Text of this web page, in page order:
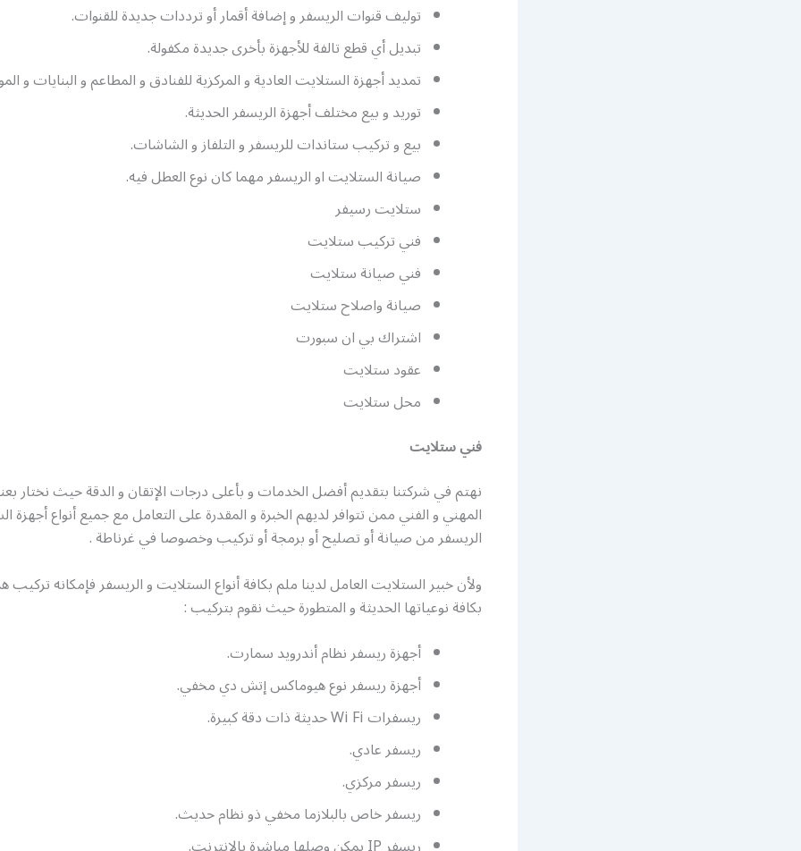
توليف قنوات الريسفر و إضافة أقمار أو ترددات جديدة للقنوات.
تبديل أي قطع تالفة للأجهزة بأخرى جديدة مكفولة.
تمديد أجهزة الستلايت العادية و المركزية للفنادق و المطاعم و البنايات و
توريد و بيع مختلف أجهزة الريسفر الحديثة.
بيع و تركيب ستاندات للريسفر و التلفاز و الشاشات.
صيانة الستلايت او الريسفر مهما كان نوع العطل فيه.
ستلايت رسيفر
فني تركيب ستلايت
فني صيانة ستلايت
صيانة واصلاح ستلايت
اشتراك بي ان سبورت
عقود ستلايت
محل ستلايت
فني ستلايت
نهتم في شركتنا بتقديم أفضل الخدمات و بأعلى درجات الإتقان و الدقة حيث نختار
المهني و الفني ممن تتوافر لديهم الخبرة و المقدرة على التعامل مع جميع أنواع أجهزة
الريسفر من صيانة أو تصليح أو برمجة أو تركيب وخصوصا في غرناطة .
ولأن خبير الستلايت العامل لدينا ملم بكافة أنواع الستلايت و الريسفر فإمكانه تركيب
بكافة نوعياتها الحديثة و المتطورة حيث نقوم بتركيب :
أجهزة ريسفر نظام أندرويد سمارت.
أجهزة ريسفر نوع هيوماكس إتش دي مخفي.
ريسفرات Wi Fi حديثة ذات دقة كبيرة.
ريسفر عادي.
ريسفر مركزي.
ريسفر خاص بالبلازما مخفي ذو نظام حديث.